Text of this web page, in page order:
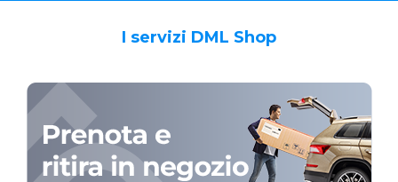
I servizi DML Shop